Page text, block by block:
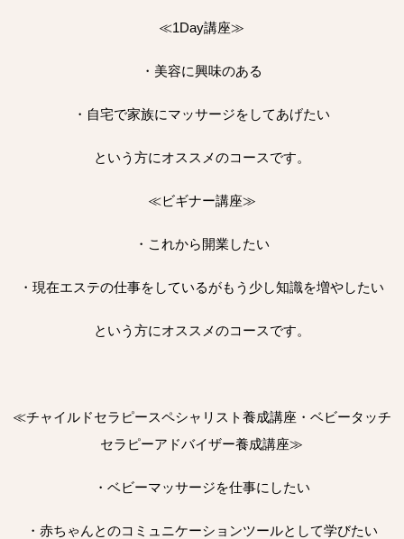
≪1Day講座≫
・美容に興味のある
・自宅で家族にマッサージをしてあげたい
という方にオススメのコースです。
≪ビギナー講座≫
・これから開業したい
・現在エステの仕事をしているがもう少し知識を増やしたい
という方にオススメのコースです。
≪チャイルドセラピースペシャリスト養成講座・ベビータッチ
セラピーアドバイザー養成講座≫
・ベビーマッサージを仕事にしたい
・赤ちゃんとのコミュニケーションツールとして学びたい